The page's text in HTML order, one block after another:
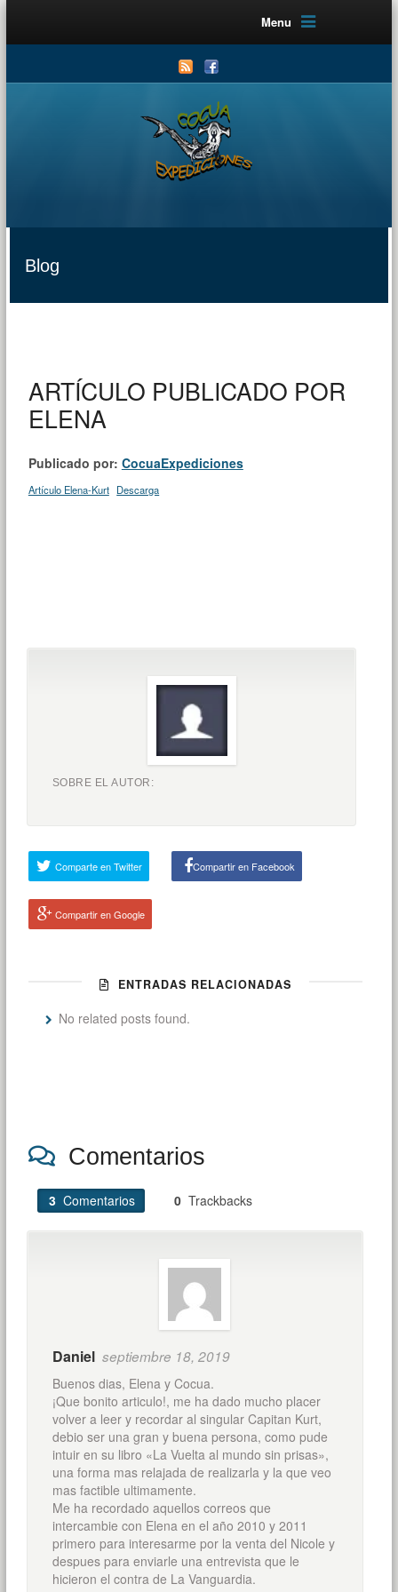
Menu
Blog
ARTÍCULO PUBLICADO POR
ELENA
Publicado por: CocuaExpediciones
Artículo Elena-Kurt Descarga
SOBRE EL AUTOR:
Comparte en Twitter Compartir en Facebook
Compartir en Google
ENTRADAS RELACIONADAS
No related posts found.
Comentarios
3Comentarios 0Trackbacks
Daniel septiembre 18, 2019
Buenos dias, Elena y Cocua.
¡Que bonito articulo!, me ha dado mucho placer
volver a leer y recordar al singular Capitan Kurt,
debio ser una gran y buena persona, como pude
intuir en su libro «La Vuelta al mundo sin prisas»,
una forma mas relajada de realizarla y la que veo
mas factible ultimamente.
Me ha recordado aquellos correos que
intercambie con Elena en el año 2010 y 2011
primero para interesarme por la venta del Nicole y
despues para enviarle una entrevista que le
hicieron el contra de La Vanguardia.